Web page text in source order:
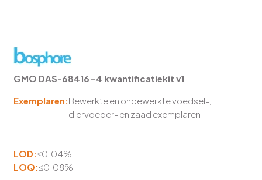
GMO DAS-68416-4 kwantificatiekit v1
Exemplaren:Bewerkte en onbewerkte voedsel-,
diervoeder- en zaad exemplaren
LOD:≤0.04%
LOQ:≤0.08%